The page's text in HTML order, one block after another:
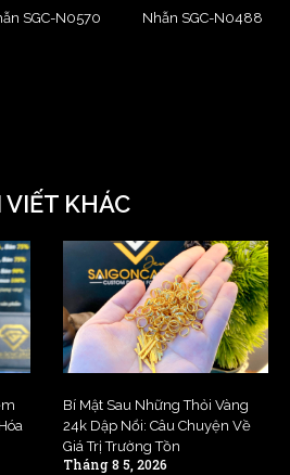
SGC-N0570 Nhẫn SGC-N0488
VIẾT KHÁC
Bí Mật Sau Những Thỏi Vàng
24k Dập Nổi: Câu Chuyện Về
Giá Trị Trường Tồn
Tháng 8 5, 2026